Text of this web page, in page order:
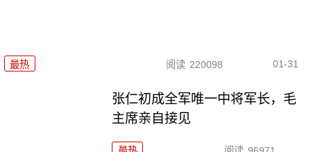
最热 阅读 220098 01-31
张仁初成全军唯一中将军长，毛
主席亲自接见